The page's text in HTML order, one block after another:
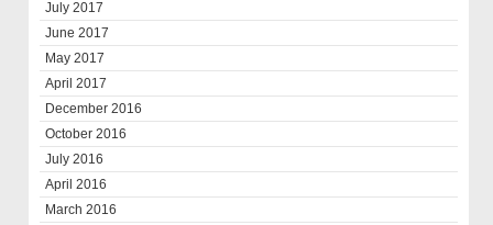
July 2017
June 2017
May 2017
April 2017
December 2016
October 2016
July 2016
April 2016
March 2016